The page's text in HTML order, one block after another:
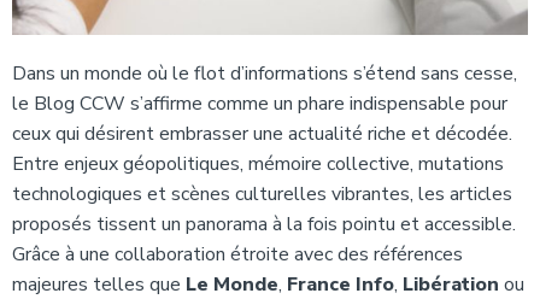
Dans un monde où le flot d’informations s’étend sans cesse,
le Blog CCW s’affirme comme un phare indispensable pour
ceux qui désirent embrasser une actualité riche et décodée.
Entre enjeux géopolitiques, mémoire collective, mutations
technologiques et scènes culturelles vibrantes, les articles
proposés tissent un panorama à la fois pointu et accessible.
Grâce à une collaboration étroite avec des références
majeures telles que Le Monde, France Info, Libération ou